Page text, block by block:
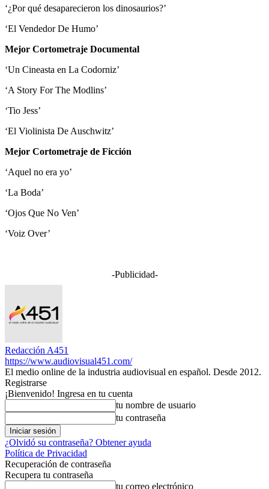
‘¿Por qué desaparecieron los dinosaurios?’
‘El Vendedor De Humo’
Mejor Cortometraje Documental
‘Un Cineasta en La Codorniz’
‘A Story For The Modlins’
‘Tio Jess’
‘El Violinista De Auschwitz’
Mejor Cortometraje de Ficción
‘Aquel no era yo’
‘La Boda’
‘Ojos Que No Ven’
‘Voiz Over’
-Publicidad-
Redacción A451
https://www.audiovisual451.com/
El medio online de la industria audiovisual en español. Desde 2012.
Registrarse
¡Bienvenido! Ingresa en tu cuenta
tu nombre de usuario
tu contraseña
¿Olvidó su contraseña? Obtener ayuda
Política de Privacidad
Recuperación de contraseña
Recupera tu contraseña
tu correo electrónico